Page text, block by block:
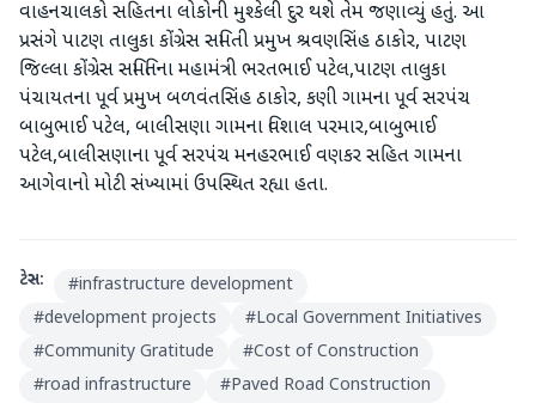
વાહનચાલકો સહિતના લોકોની મુશ્કેલી દુર થશે તેમ જણાવ્યું હતું. આ
પ્રસંગે પાટણ તાલુકા કોંગ્રેસ સમિતી પ્રમુખ શ્રવણસિંહ ઠાકોર, પાટણ
જિલ્લા કોંગ્રેસ સમિતિના મહામંત્રી ભરતભાઈ પટેલ,પાટણ તાલુકા
પંચાયતના પૂર્વ પ્રમુખ બળવંતસિંહ ઠાકોર, કણી ગામના પૂર્વ સરપંચ
બાબુભાઈ પટેલ, બાલીસણા ગામના વિશાલ પરમાર,બાબુભાઈ
પટેલ,બાલીસણાના પૂર્વ સરપંચ મનહરભાઈ વણકર સહિત ગામના
આગેવાનો મોટી સંખ્યામાં ઉપસ્થિત રહ્યા હતા.
ટેગ્સ: #infrastructure development
#development projects #Local Government Initiatives
#Community Gratitude #Cost of Construction
#road infrastructure #Paved Road Construction